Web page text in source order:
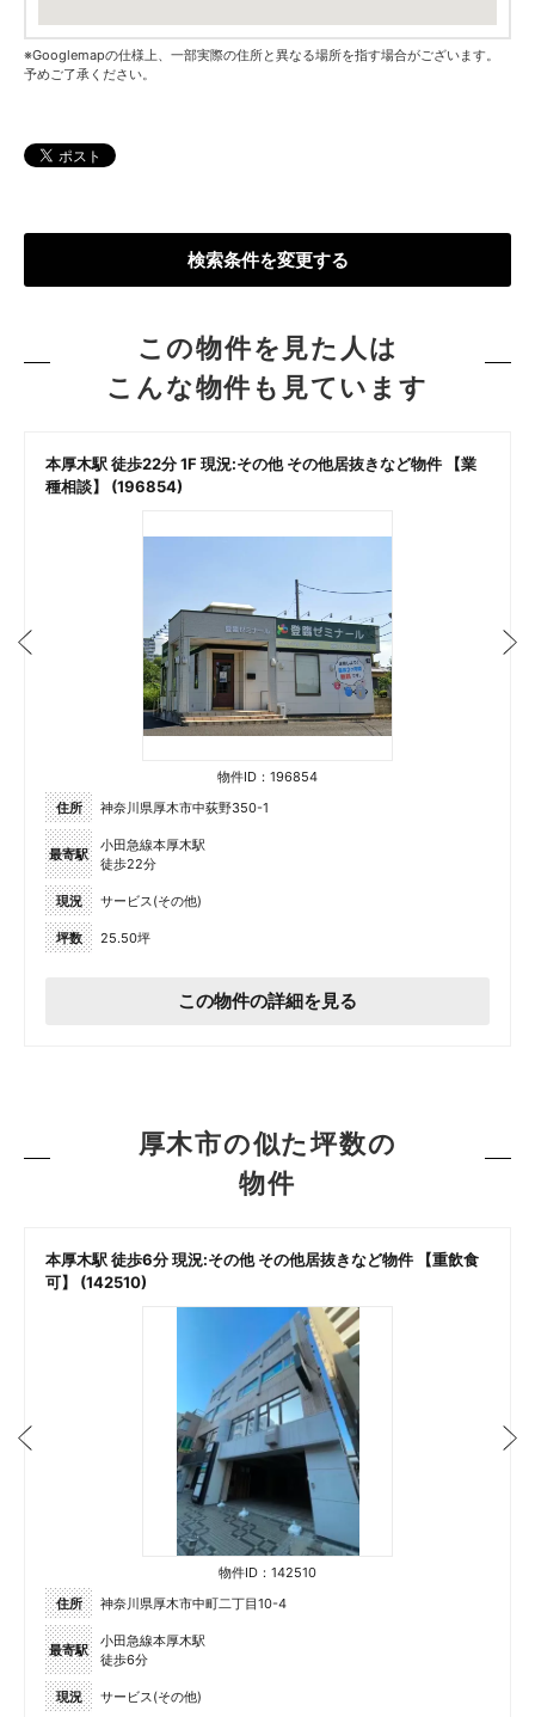
※Googlemapの仕様上、一部実際の住所と異なる場所を指す場合がございます。
予めご了承ください。
検索条件を変更する
この物件を見た人は
こんな物件も見ています
本厚木駅 徒歩22分 1F 現況:その他 その他居抜きなど物件 【業
種相談】 (196854)
物件ID：196854
住所
神奈川県厚木市中荻野350-1
最寄駅
小田急線本厚木駅
徒歩22分
現況 サービス(その他)
坪数 25.50坪
この物件の詳細を見る
厚木市の似た坪数の
物件
本厚木駅 徒歩6分 現況:その他 その他居抜きなど物件 【重飲食
可】 (142510)
物件ID：142510
住所
神奈川県厚木市中町二丁目10-4
最寄駅
小田急線本厚木駅
徒歩6分
現況 サービス(その他)